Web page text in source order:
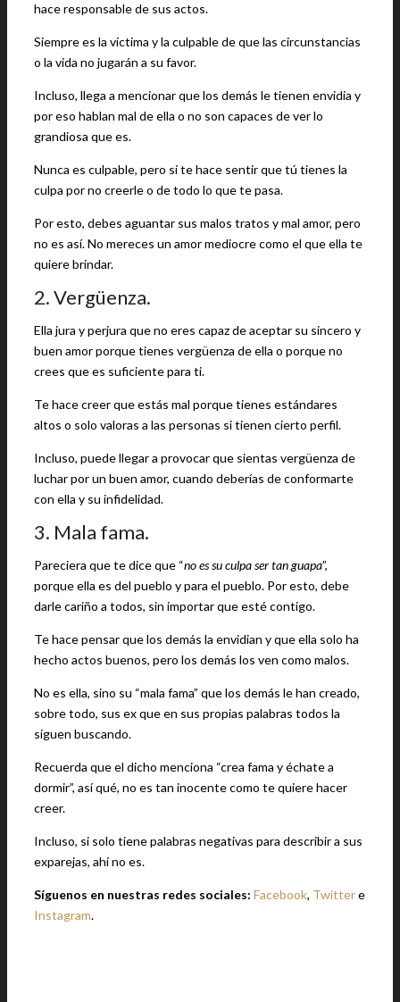
hace responsable de sus actos.
Siempre es la víctima y la culpable de que las circunstancias
o la vida no jugarán a su favor.
Incluso, llega a mencionar que los demás le tienen envidia y
por eso hablan mal de ella o no son capaces de ver lo
grandiosa que es.
Nunca es culpable, pero sí te hace sentir que tú tienes la
culpa por no creerle o de todo lo que te pasa.
Por esto, debes aguantar sus malos tratos y mal amor, pero
no es así. No mereces un amor mediocre como el que ella te
quiere brindar.
2. Vergüenza.
Ella jura y perjura que no eres capaz de aceptar su sincero y
buen amor porque tienes vergüenza de ella o porque no
crees que es suficiente para ti.
Te hace creer que estás mal porque tienes estándares
altos o solo valoras a las personas si tienen cierto perfil.
Incluso, puede llegar a provocar que sientas vergüenza de
luchar por un buen amor, cuando deberías de conformarte
con ella y su infidelidad.
3. Mala fama.
Pareciera que te dice que “no es su culpa ser tan guapa”,
porque ella es del pueblo y para el pueblo. Por esto, debe
darle cariño a todos, sin importar que esté contigo.
Te hace pensar que los demás la envidian y que ella solo ha
hecho actos buenos, pero los demás los ven como malos.
No es ella, sino su “mala fama” que los demás le han creado,
sobre todo, sus ex que en sus propias palabras todos la
siguen buscando.
Recuerda que el dicho menciona “crea fama y échate a
dormir”, así qué, no es tan inocente como te quiere hacer
creer.
Incluso, si solo tiene palabras negativas para describir a sus
exparejas, ahí no es.
Síguenos en nuestras redes sociales: Facebook, Twittere
Instagram.